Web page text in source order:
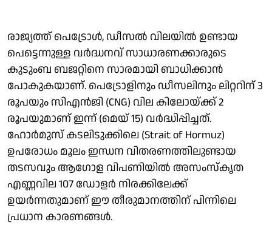
രാജ്യത്ത് പെട്രോൾ, ഡീസൽ വിലയിൽ ഉണ്ടായ
പെട്ടെന്നുള്ള വർദ്ധനവ് സാധാരണക്കാരുടെ
കുടുംബ ബജറ്റിനെ സാരമായി ബാധിക്കാൻ
പോകുകയാണ്. പെട്രോളിനും ഡീസലിനും ലിറ്ററിന് 3
രൂപയും സിഎൻജി (CNG) വില കിലോയ്ക്ക് 2
രൂപയുമാണ് ഇന്ന് (മെയ് 15) വർദ്ധിപ്പിച്ചത്.
ഹോർമുസ് കടലിടുക്കിലെ (Strait of Hormuz)
ഉപരോധം മൂലം ഇന്ധന വിതരണത്തിലുണ്ടായ
തടസവും ആഗോള വിപണിയിൽ അസംസ്കൃത
എണ്ണവില 107 ഡോളർ നിരക്കിലേക്ക്
ഉയർന്നതുമാണ് ഈ തീരുമാനത്തിന് പിന്നിലെ
പ്രധാന കാരണങ്ങൾ.